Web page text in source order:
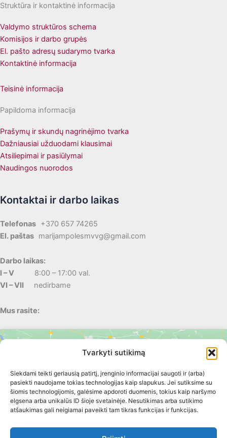
Tvarkyti sutikimą
Siekdami teikti geriausią patirtį, įrenginio informacijai saugoti ir (arba)
pasiekti naudojame tokias technologijas kaip slapukus. Jei sutiksime su
šiomis technologijomis, galėsime apdoroti duomenis, tokius kaip naršymo
elgsena arba unikalūs ID šioje svetainėje. Nesutikimas arba sutikimo
atšaukimas gali neigiamai paveikti tam tikras funkcijas ir funkcijas.
Struktūra ir kontaktinė informacija
Valdymo struktūros schema
Komisijos ir darbo grupės
El. pašto adresų sudarymo tvarka
Kontaktinė informacija
Teisinė informacija
Papildoma informacija
Prašymų ir skundų nagrinėjimo tvarka
Dažniausiai užduodami klausimai
Atsiliepimai ir pasiūlymai
Naudingos nuorodos
Kontaktai ir darbo laikas
Telefonas +370 657 74265
El. paštas marijampolesmvvg@gmail.com
Darbo laikas:
I – V 8:00 – 17:00 val.
VI – VII nedirbame
Mus rasite:
Spustelėkite, kad priimtumėte rinkodara